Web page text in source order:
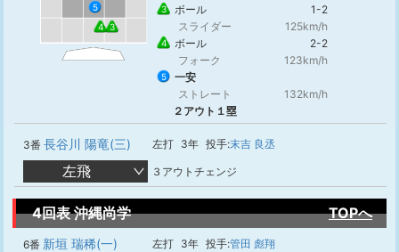
3
4
5 3 ボール
1-2
スライダー
125km/h
4 ボール
2-2
フォーク
123km/h
5
一安
ストレート
132km/h
２アウト１塁
3番 長谷川 陽竜(三) 左打 3年 投手:末吉 良丞
左飛 ３アウトチェンジ
4回表 沖縄尚学 TOPへ
6番 新垣 瑞稀(一) 左打 3年 投手:管田 彪翔